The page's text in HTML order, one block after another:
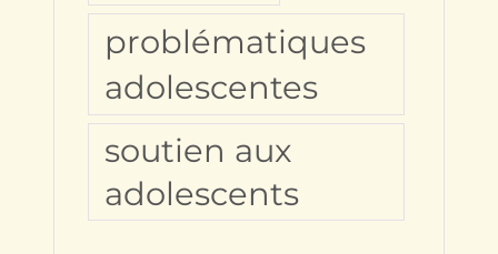
problématiques
adolescentes
soutien aux
adolescents